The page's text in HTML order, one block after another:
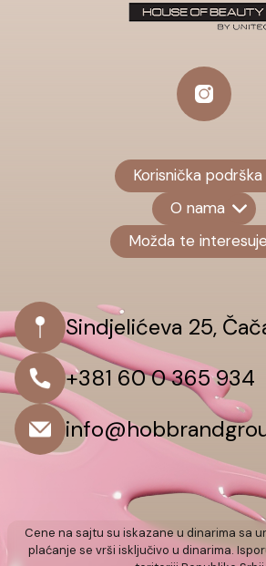
Korisnička podrška
O nama
Možda te interesuje
Sindjelićeva 25,
+381 60 0 365 934
Cene na sajtu su iskazane u dinarima sa
plaćanje se vrši isključivo u dinarima.